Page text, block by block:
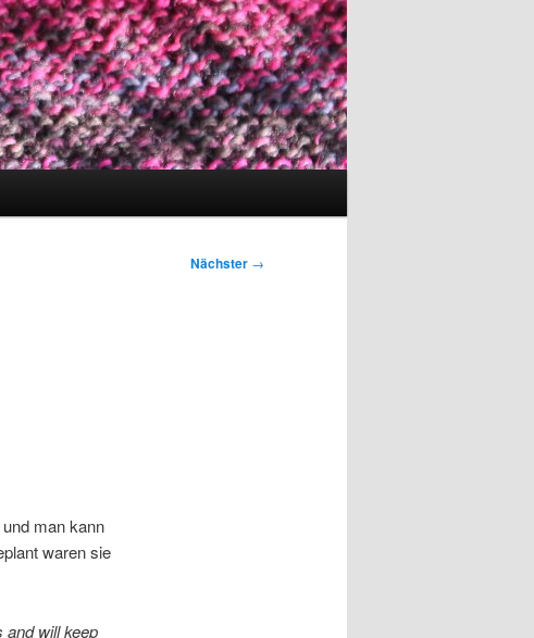
Nächster →
man kann
waren sie
and will keep